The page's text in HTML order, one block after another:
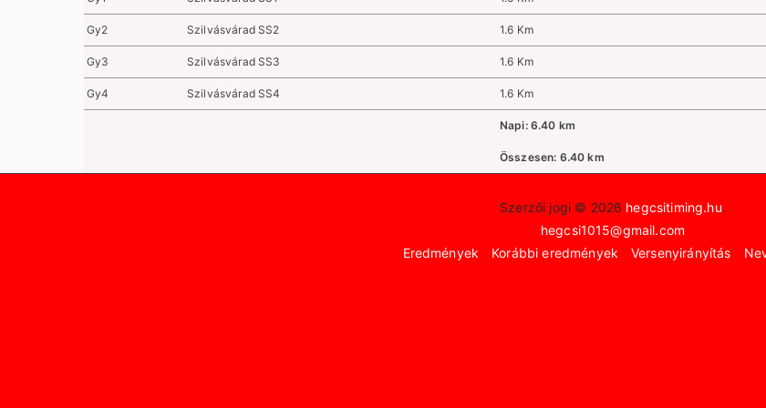
Gy2 Szilvásvárad SS2 1.6 Km
Gy3 Szilvásvárad SS3 1.6 Km
Gy4 Szilvásvárad SS4 1.6 Km
Napi: 6.40 km
Összesen: 6.40 km
Szerzői jogi © 2026 hegcsitiming.hu.
hegcsi1015@gmail.com
Eredmények
Korábbi eredmények Versenyirányítás